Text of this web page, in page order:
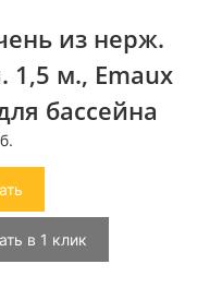
из нерж.
1,5 м., Emaux
бассейна
в 1 клик